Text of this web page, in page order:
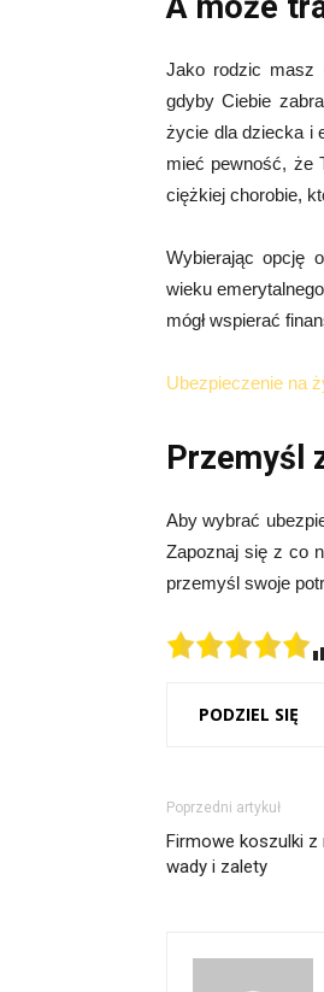
Jako rodzic masz
gdyby Ciebie
życie dla dziecka i
mieć pewność, że
ciężkiej chorobie,
Wybierając opcję
wieku
mógł wspierać
Ubezpieczenie na
Przemyśl
Aby wybrać
Zapoznaj się z co
przemyśl swoje
PODZIEL SIĘ
Poprzedni artykuł
Firmowe koszulki z
wady i zalety